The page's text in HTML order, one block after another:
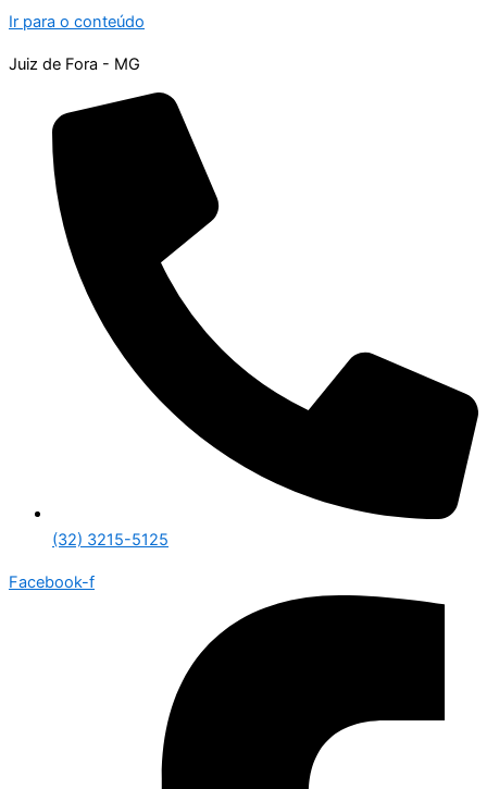
Ir para o conteúdo
Juiz de Fora - MG
(32) 3215-5125
Facebook-f